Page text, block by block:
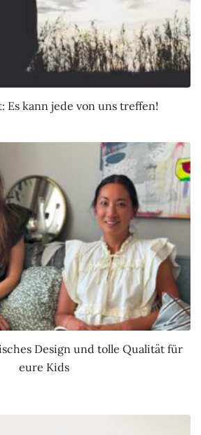
Es kann jede von uns treffen!
Design und tolle Qualität für
eure Kids